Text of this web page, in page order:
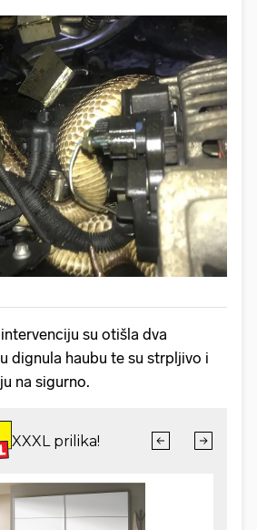
su otišla dva
dignula haubu te su strpljivo i
na sigurno.